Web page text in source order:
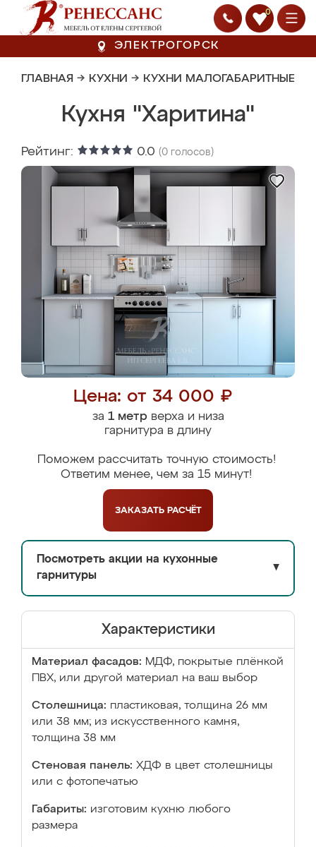
0
ЭЛЕКТРОГОРСК
ГЛАВНАЯ → КУХНИ → КУХНИ МАЛОГАБАРИТНЫЕ
Кухня "Харитина"
Рейтинг: 0.0 (0 голосов)
Цена: от 34 000 ₽
за 1 метрверха и низа
гарнитура в длину
Поможем рассчитать точную стоимость!
Ответим менее, чем за 15 минут!
ЗАКАЗАТЬ РАСЧЁТ
Посмотреть акции на кухонные
гарнитуры
▼
Характеристики
Материал фасадов: МДФ, покрытые плёнкой
ПВХ, или другой материал на ваш выбор
Столешница: пластиковая, толщина 26 мм
или 38 мм; из искусственного камня,
толщина 38 мм
Стеновая панель: ХДФ в цвет столешницы
или с фотопечатью
Габариты: изготовим кухню любого
размера